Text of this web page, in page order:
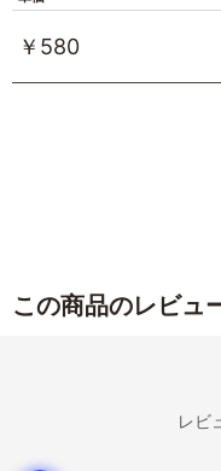
￥580
この商品のレビュ
レビ